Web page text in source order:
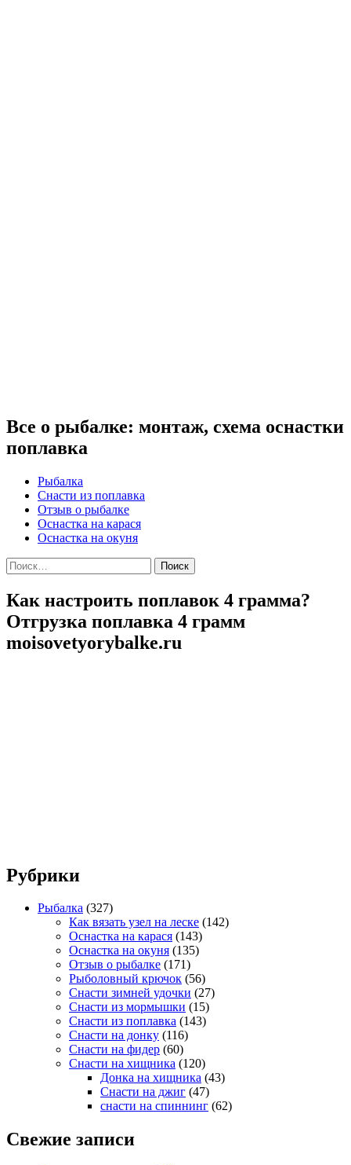
Все о рыбалке: монтаж, схема оснастки
поплавка
Рыбалка
Снасти из поплавка
Отзыв о рыбалке
Оснастка на карася
Оснастка на окуня
Найти:
Как настроить поплавок 4 грамма?
Отгрузка поплавка 4 грамм
moisovetyorybalke.ru
Рубрики
Рыбалка (327)
Как вязать узел на леске (142)
Оснастка на карася (143)
Оснастка на окуня (135)
Отзыв о рыбалке (171)
Рыболовный крючок (56)
Снасти зимней удочки (27)
Снасти из мормышки (15)
Снасти из поплавка (143)
Снасти на донку (116)
Снасти на фидер (60)
Снасти на хищника (120)
Донка на хищника (43)
Снасти на джиг (47)
снасти на спиннинг (62)
Свежие записи